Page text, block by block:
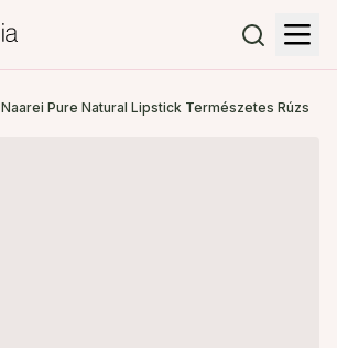
Naarei Pure Natural Lipstick Természetes Rúzs